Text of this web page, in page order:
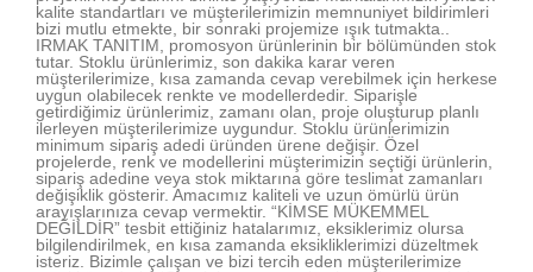
kalite standartları ve müşterilerimizin memnuniyet bildirimleri
bizi mutlu etmekte, bir sonraki projemize ışık tutmakta..
IRMAK TANITIM, promosyon ürünlerinin bir bölümünden stok
tutar. Stoklu ürünlerimiz, son dakika karar veren
müşterilerimize, kısa zamanda cevap verebilmek için herkese
uygun olabilecek renkte ve modellerdedir. Siparişle
getirdiğimiz ürünlerimiz, zamanı olan, proje oluşturup planlı
ilerleyen müşterilerimize uygundur. Stoklu ürünlerimizin
minimum sipariş adedi üründen ürene değişir. Özel
projelerde, renk ve modellerini müşterimizin seçtiği ürünlerin,
sipariş adedine veya stok miktarına göre teslimat zamanları
değişiklik gösterir. Amacımız kaliteli ve uzun ömürlü ürün
arayışlarınıza cevap vermektir. “KİMSE MÜKEMMEL
DEĞİLDİR” tesbit ettiğiniz hatalarımız, eksiklerimiz olursa
bilgilendirilmek, en kısa zamanda eksikliklerimizi düzeltmek
isteriz. Bizimle çalışan ve bizi tercih eden müşterilerimize